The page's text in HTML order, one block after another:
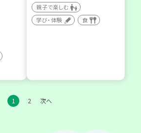
親子で楽しむ
学び・体験
食
1 2 次へ